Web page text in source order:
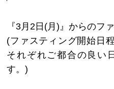
『3月2日(月)』からのフ
(ファスティング開始日
それぞれご都合の良い
す。)